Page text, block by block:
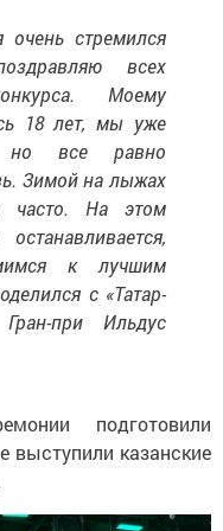
стремился
всех
Моему
18 лет, мы уже
все равно
Зимой на лыжах
часто. На этом
к лучшим
с «Татар-
при Ильдус
подготовили
выступили казанские